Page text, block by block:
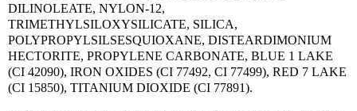
DILINOLEATE, NYLON-12,
TRIMETHYLSILOXYSILICATE, SILICA,
POLYPROPYLSILSESQUIOXANE, DISTEARDIMONIUM
HECTORITE, PROPYLENE CARBONATE, BLUE 1 LAKE
(CI 42090), IRON OXIDES (CI 77492, CI 77499), RED 7 LAKE
(CI 15850), TITANIUM DIOXIDE (CI 77891).